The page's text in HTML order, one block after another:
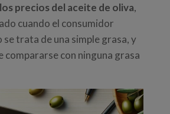
precios del aceite de oliva,
cuando el consumidor
se trata de una simple grasa, y
compararse con ninguna grasa